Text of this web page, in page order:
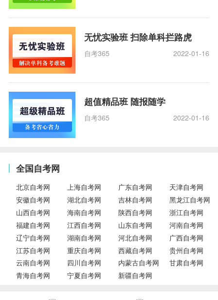
无忧实验班 扫除单科拦路虎
自考365 2022-01-16
超值精品班 随报随学
自考365 2022-01-16
全国自考网
北京自考网 上海自考网 广东自考网
天津自考网
安徽自考网
湖北自考网 吉林自考网
黑龙江自考网
山西自考网
海南自考网 陕西自考网
浙江自考网
福建自考网
江西自考网 山东自考网
河南自考网
辽宁自考网
湖南自考网 河北自考网
广西自考网
江苏自考网
重庆自考网 西藏自考网
贵州自考网
云南自考网
四川自考网 内蒙古自考网
甘肃自考网
青海自考网
宁夏自考网 新疆自考网